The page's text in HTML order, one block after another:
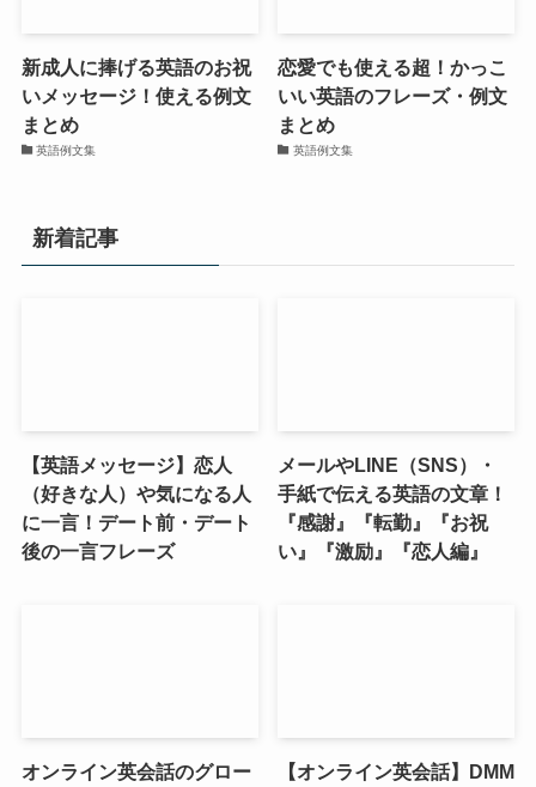
新成人に捧げる英語のお祝
いメッセージ！使える例文
まとめ
英語例文集
恋愛でも使える超！かっこ
いい英語のフレーズ・例文
まとめ
英語例文集
新着記事
【英語メッセージ】恋人
（好きな人）や気になる人
に一言！デート前・デート
後の一言フレーズ
メールやLINE（SNS）・
手紙で伝える英語の文章！
『感謝』『転勤』『お祝
い』『激励』『恋人編』
オンライン英会話のグロー
【オンライン英会話】DMM